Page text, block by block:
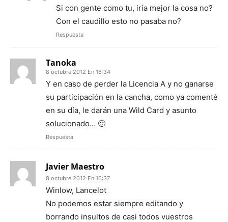
Si con gente como tu, iría mejor la cosa no?
Con el caudillo esto no pasaba no?
Respuesta
Tanoka
8 octubre 2012 En 16:34
Y en caso de perder la Licencia A y no ganarse
su participación en la cancha, como ya comenté
en su día, le darán una Wild Card y asunto
solucionado… 🙂
Respuesta
Javier Maestro
8 octubre 2012 En 16:37
Winlow, Lancelot
No podemos estar siempre editando y
borrando insultos de casi todos vuestros